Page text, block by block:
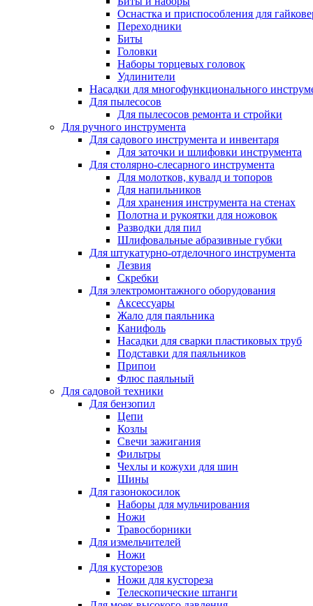
Оснастка и приспособления для
Переходники
Биты
Головки
Наборы торцевых головок
Удлинители
Насадки для многофункционального
Для пылесосов
Для пылесосов ремонта и стройки
Для ручного инструмента
Для садового инструмента и инвентаря
Для заточки и шлифовки инструмента
Для столярно-слесарного инструмента
Для молотков, кувалд и топоров
Для напильников
Для хранения инструмента на стенах
Полотна и рукоятки для ножовок
Разводки для пил
Шлифовальные абразивные губки
Для штукатурно-отделочного инструмента
Лезвия
Скребки
Для электромонтажного оборудования
Аксессуары
Жало для паяльника
Канифоль
Насадки для сварки пластиковых труб
Подставки для паяльников
Припои
Флюс паяльный
Для садовой техники
Для бензопил
Цепи
Козлы
Свечи зажигания
Фильтры
Чехлы и кожухи для шин
Шины
Для газонокосилок
Наборы для мульчирования
Ножи
Травосборники
Для измельчителей
Ножи
Для кусторезов
Ножи для кустореза
Телескопические штанги